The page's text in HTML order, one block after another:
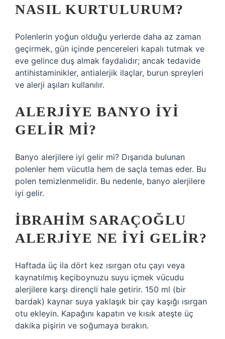
NASIL KURTULURUM?
Polenlerin yoğun olduğu yerlerde daha az zaman
geçirmek, gün içinde pencereleri kapalı tutmak ve
eve gelince duş almak faydalıdır; ancak tedavide
antihistaminikler, antialerjik ilaçlar, burun spreyleri
ve alerji aşıları kullanılır.
ALERJIYE BANYO IYI
GELIR MI?
Banyo alerjilere iyi gelir mi? Dışarıda bulunan
polenler hem vücutla hem de saçla temas eder. Bu
polen temizlenmelidir. Bu nedenle, banyo alerjilere
iyi gelir.
İBRAHIM SARAÇOĞLU
ALERJIYE NE IYI GELIR?
Haftada üç ila dört kez ısırgan otu çayı veya
kaynatılmış keçiboynuzu suyu içmek vücudu
alerjilere karşı dirençli hale getirir. 150 ml (bir
bardak) kaynar suya yaklaşık bir çay kaşığı ısırgan
otu ekleyin. Kapağını kapatın ve kısık ateşte üç
dakika pişirin ve soğumaya bırakın.